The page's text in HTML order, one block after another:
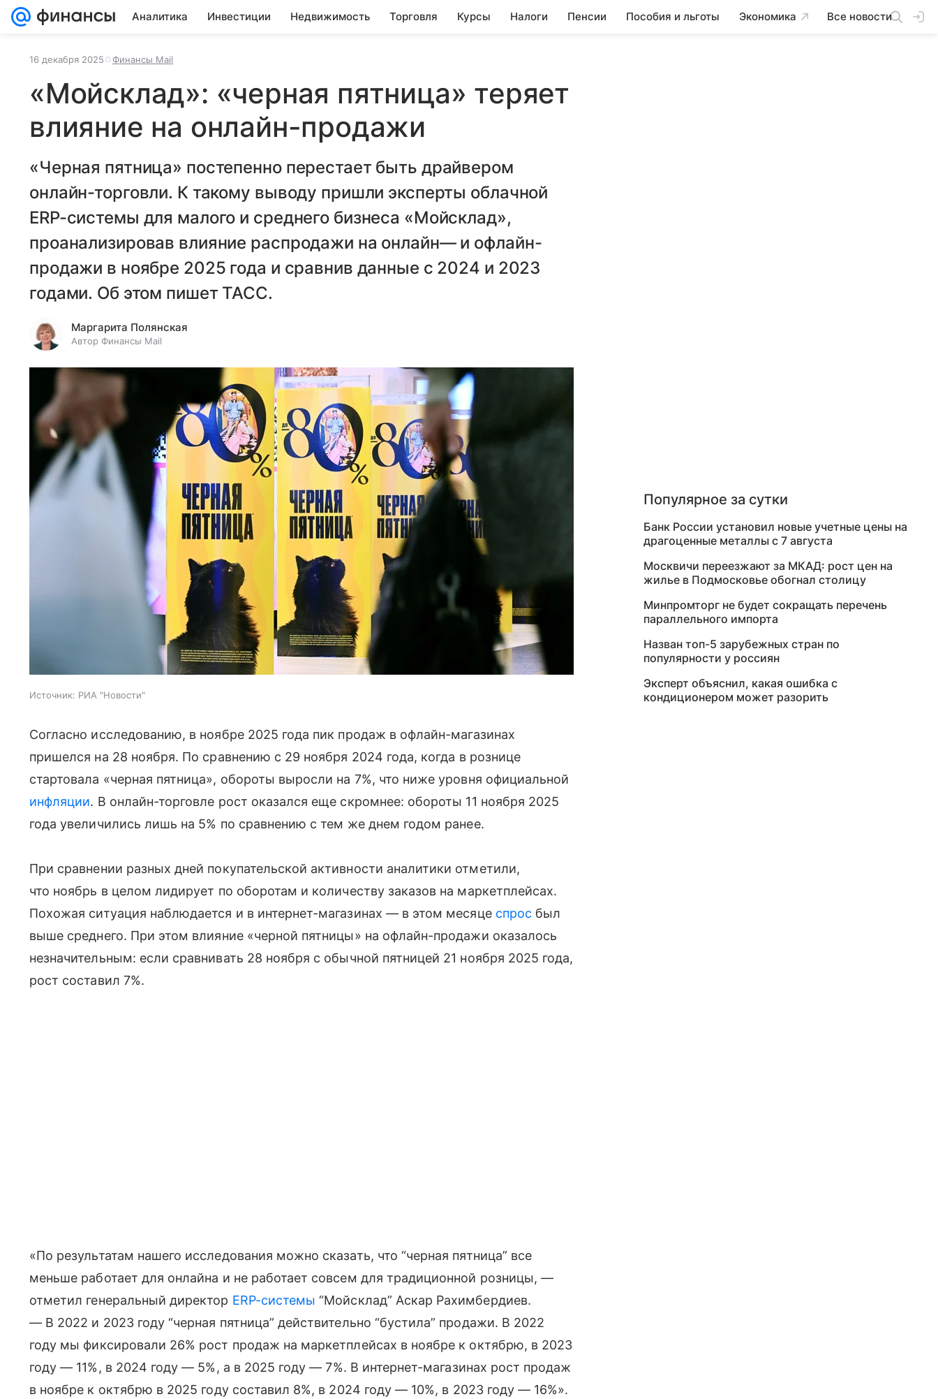
Аналитика Инвестиции Недвижимость Торговля Курсы Налоги Пенсии Пособия и льготы Экономика Все новости
16 декабря 2025 Финансы Mail
«Мойсклад»: «черная пятница» теряет
влияние на онлайн-продажи
«Черная пятница» постепенно перестает быть драйвером
онлайн-торговли. К такому выводу пришли эксперты облачной
ERP-системы для малого и среднего бизнеса «Мойсклад»,
проанализировав влияние распродажи на онлайн— и офлайн-
продажи в ноябре 2025 года и сравнив данные с 2024 и 2023
годами. Об этом пишет ТАСС.
Маргарита Полянская
Автор Финансы Mail
Источник: РИА "Новости"
Согласно исследованию, в ноябре 2025 года пик продаж в офлайн-магазинах
пришелся на 28 ноября. По сравнению с 29 ноября 2024 года, когда в рознице
стартовала «черная пятница», обороты выросли на 7%, что ниже уровня официальной
инфляции. В онлайн-торговле рост оказался еще скромнее: обороты 11 ноября 2025
года увеличились лишь на 5% по сравнению с тем же днем годом ранее.
При сравнении разных дней покупательской активности аналитики отметили,
что ноябрь в целом лидирует по оборотам и количеству заказов на маркетплейсах.
Похожая ситуация наблюдается и в интернет-магазинах — в этом месяце спрос был
выше среднего. При этом влияние «черной пятницы» на офлайн-продажи оказалось
незначительным: если сравнивать 28 ноября с обычной пятницей 21 ноября 2025 года,
рост составил 7%.
«По результатам нашего исследования можно сказать, что “черная пятница” все
меньше работает для онлайна и не работает совсем для традиционной розницы, —
отметил генеральный директор ERP-системы “Мойсклад” Аскар Рахимбердиев.
— В 2022 и 2023 году “черная пятница” действительно “бустила” продажи. В 2022
году мы фиксировали 26% рост продаж на маркетплейсах в ноябре к октябрю, в 2023
году — 11%, в 2024 году — 5%, а в 2025 году — 7%. В интернет-магазинах рост продаж
в ноябре к октябрю в 2025 году составил 8%, в 2024 году — 10%, в 2023 году — 16%».
Популярное за сутки
Банк России установил новые учетные цены на
драгоценные металлы с 7 августа
Москвичи переезжают за МКАД: рост цен на
жилье в Подмосковье обогнал столицу
Минпромторг не будет сокращать перечень
параллельного импорта
Назван топ-5 зарубежных стран по
популярности у россиян
Эксперт объяснил, какая ошибка с
кондиционером может разорить